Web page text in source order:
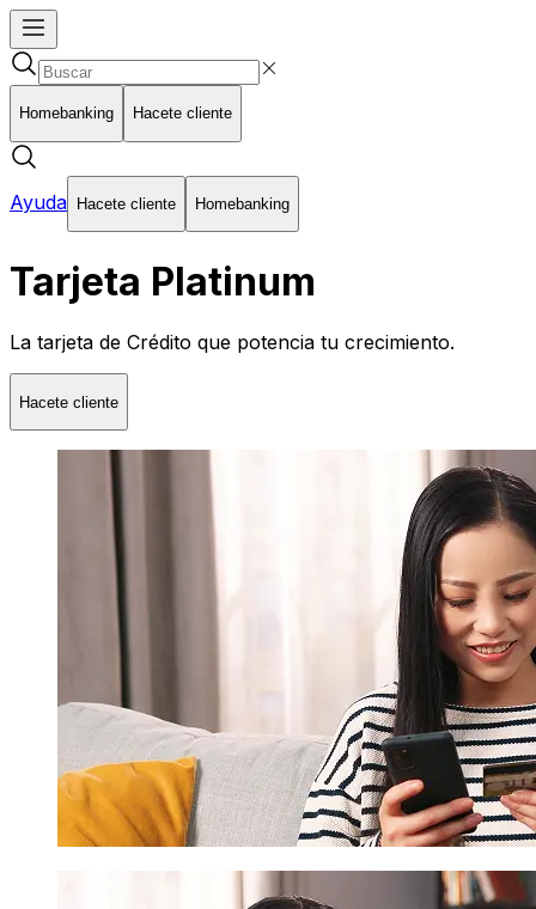
Homebanking Hacete cliente
Ayuda Hacete cliente Homebanking
Tarjeta Platinum
La tarjeta de Crédito que potencia tu crecimiento.
Hacete cliente